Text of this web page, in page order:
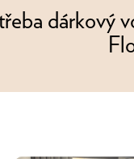
dárkový